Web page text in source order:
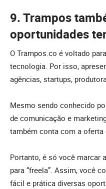
9. Trampos
oportunidades
O Trampos.co é voltado
tecnologia. Por isso,
agências, startups,
Mesmo sendo conhecido
de comunicação e
também conta com a oferta
Portanto, é só você marcar
para “freela”. Assim, você
fácil e prática diversas